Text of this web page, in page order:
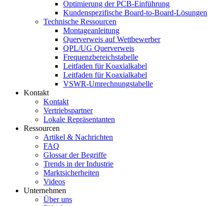
Optimierung der PCB-Einführung
Kundenspezifische Board-to-Board-Lösungen
Technische Ressourcen
Montageanleitung
Querverweis auf Wettbewerber
QPL/UG Querverweis
Frequenzbereichstabelle
Leitfaden für Koaxialkabel
Leitfaden für Koaxialkabel
VSWR-Umrechnungstabelle
Kontakt
Kontakt
Vertriebspartner
Lokale Repräsentanten
Ressourcen
Artikel & Nachrichten
FAQ
Glossar der Begriffe
Trends in der Industrie
Marktsicherheiten
Videos
Unternehmen
Über uns